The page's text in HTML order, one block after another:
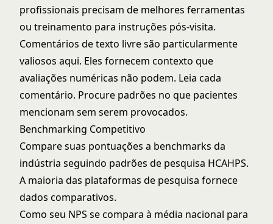
profissionais precisam de melhores ferramentas
ou treinamento para instruções pós-visita.
Comentários de texto livre são particularmente
valiosos aqui. Eles fornecem contexto que
avaliações numéricas não podem. Leia cada
comentário. Procure padrões no que pacientes
mencionam sem serem provocados.
Benchmarking Competitivo
Compare suas pontuações a benchmarks da
indústria seguindo padrões de pesquisa HCAHPS.
A maioria das plataformas de pesquisa fornece
dados comparativos.
Como seu NPS se compara à média nacional para